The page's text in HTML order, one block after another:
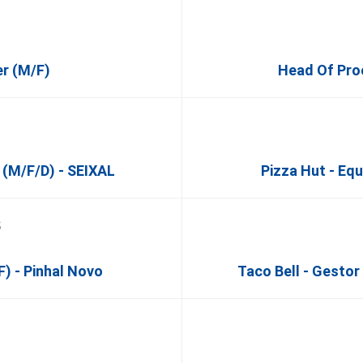
(m/f) Head Of
(m/f/d) - SEIXAL Pizza Hut -
- Pinhal Novo Taco Bell -